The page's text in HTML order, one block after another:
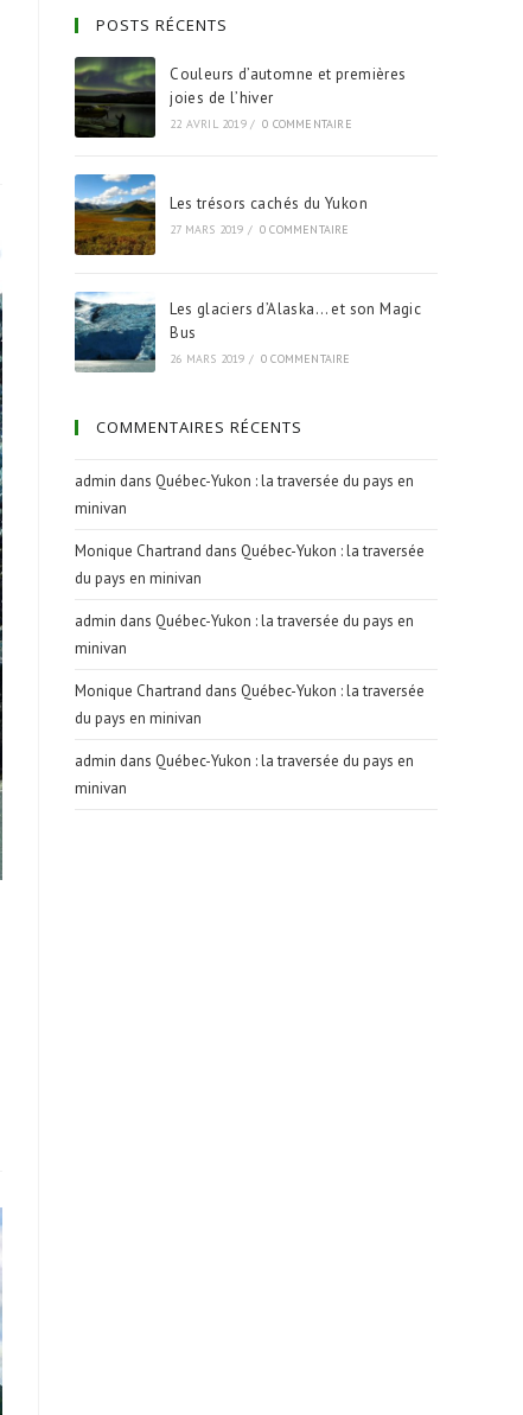
POSTS RÉCENTS
Couleurs d’automne et premières
joies de l’hiver
22 AVRIL 2019 / 0 COMMENTAIRE
Les trésors cachés du Yukon
27 MARS 2019 / 0 COMMENTAIRE
Les glaciers d’Alaska… et son Magic
Bus
26 MARS 2019 / 0 COMMENTAIRE
COMMENTAIRES RÉCENTS
admin dans Québec-Yukon : la traversée du pays en
minivan
Monique Chartrand dans Québec-Yukon : la traversée
du pays en minivan
admin dans Québec-Yukon : la traversée du pays en
minivan
Monique Chartrand dans Québec-Yukon : la traversée
du pays en minivan
admin dans Québec-Yukon : la traversée du pays en
minivan